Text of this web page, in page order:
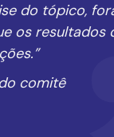
do tópico,
os resultados
comitê